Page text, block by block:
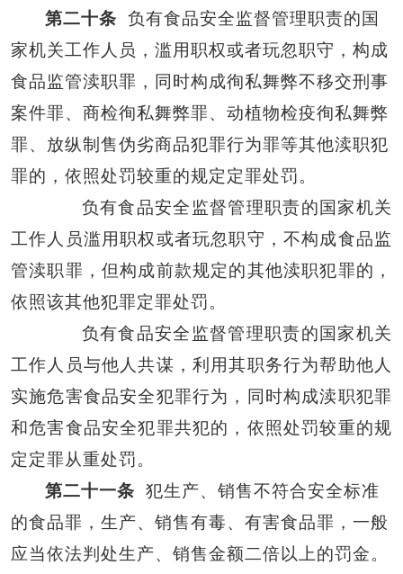
第二十条 负有食品安全监督管理职责的国
家机关工作人员，滥用职权或者玩忽职守，构成
食品监管渎职罪，同时构成徇私舞弊不移交刑事
案件罪、商检徇私舞弊罪、动植物检疫徇私舞弊
罪、放纵制售伪劣商品犯罪行为罪等其他渎职犯
罪的，依照处罚较重的规定定罪处罚。
负有食品安全监督管理职责的国家机关
工作人员滥用职权或者玩忽职守，不构成食品监
管渎职罪，但构成前款规定的其他渎职犯罪的，
依照该其他犯罪定罪处罚。
负有食品安全监督管理职责的国家机关
工作人员与他人共谋，利用其职务行为帮助他人
实施危害食品安全犯罪行为，同时构成渎职犯罪
和危害食品安全犯罪共犯的，依照处罚较重的规
定定罪从重处罚。
第二十一条 犯生产、销售不符合安全标准
的食品罪，生产、销售有毒、有害食品罪，一般
应当依法判处生产、销售金额二倍以上的罚金。